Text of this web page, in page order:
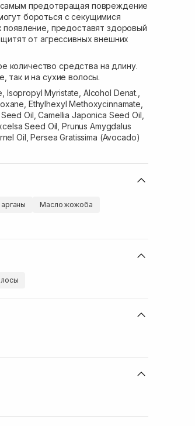
предотвращая повреждение
бороться с секущимися
предоставят здоровый
от агрессивных внешних
количество средства на длину.
так и на сухие волосы.
Myristate, Alcohol Denat.,
Ethylhexyl Methoxycinnamate,
Oil, Camellia Japonica Seed Oil,
Seed Oil, Prunus Amygdalus
Oil, Persea Gratissima (Avocado)
Масло жожоба